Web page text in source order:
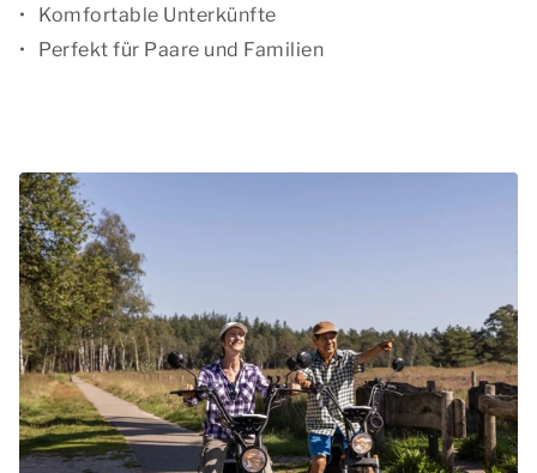
Komfortable Unterkünfte
Perfekt für Paare und Familien